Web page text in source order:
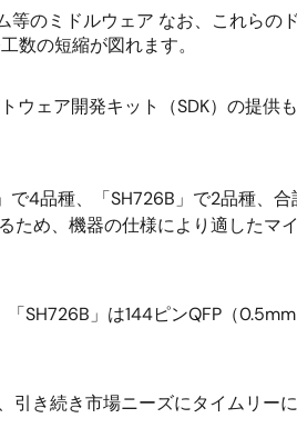
のミドルウェア なお、これらの
数の短縮が図れます。
ェア開発キット（SDK）の提供
4品種、「SH726B」で2品種、
め、機器の仕様により適したマ
」は144ピンQFP（
き続き市場ニーズにタイムリーに